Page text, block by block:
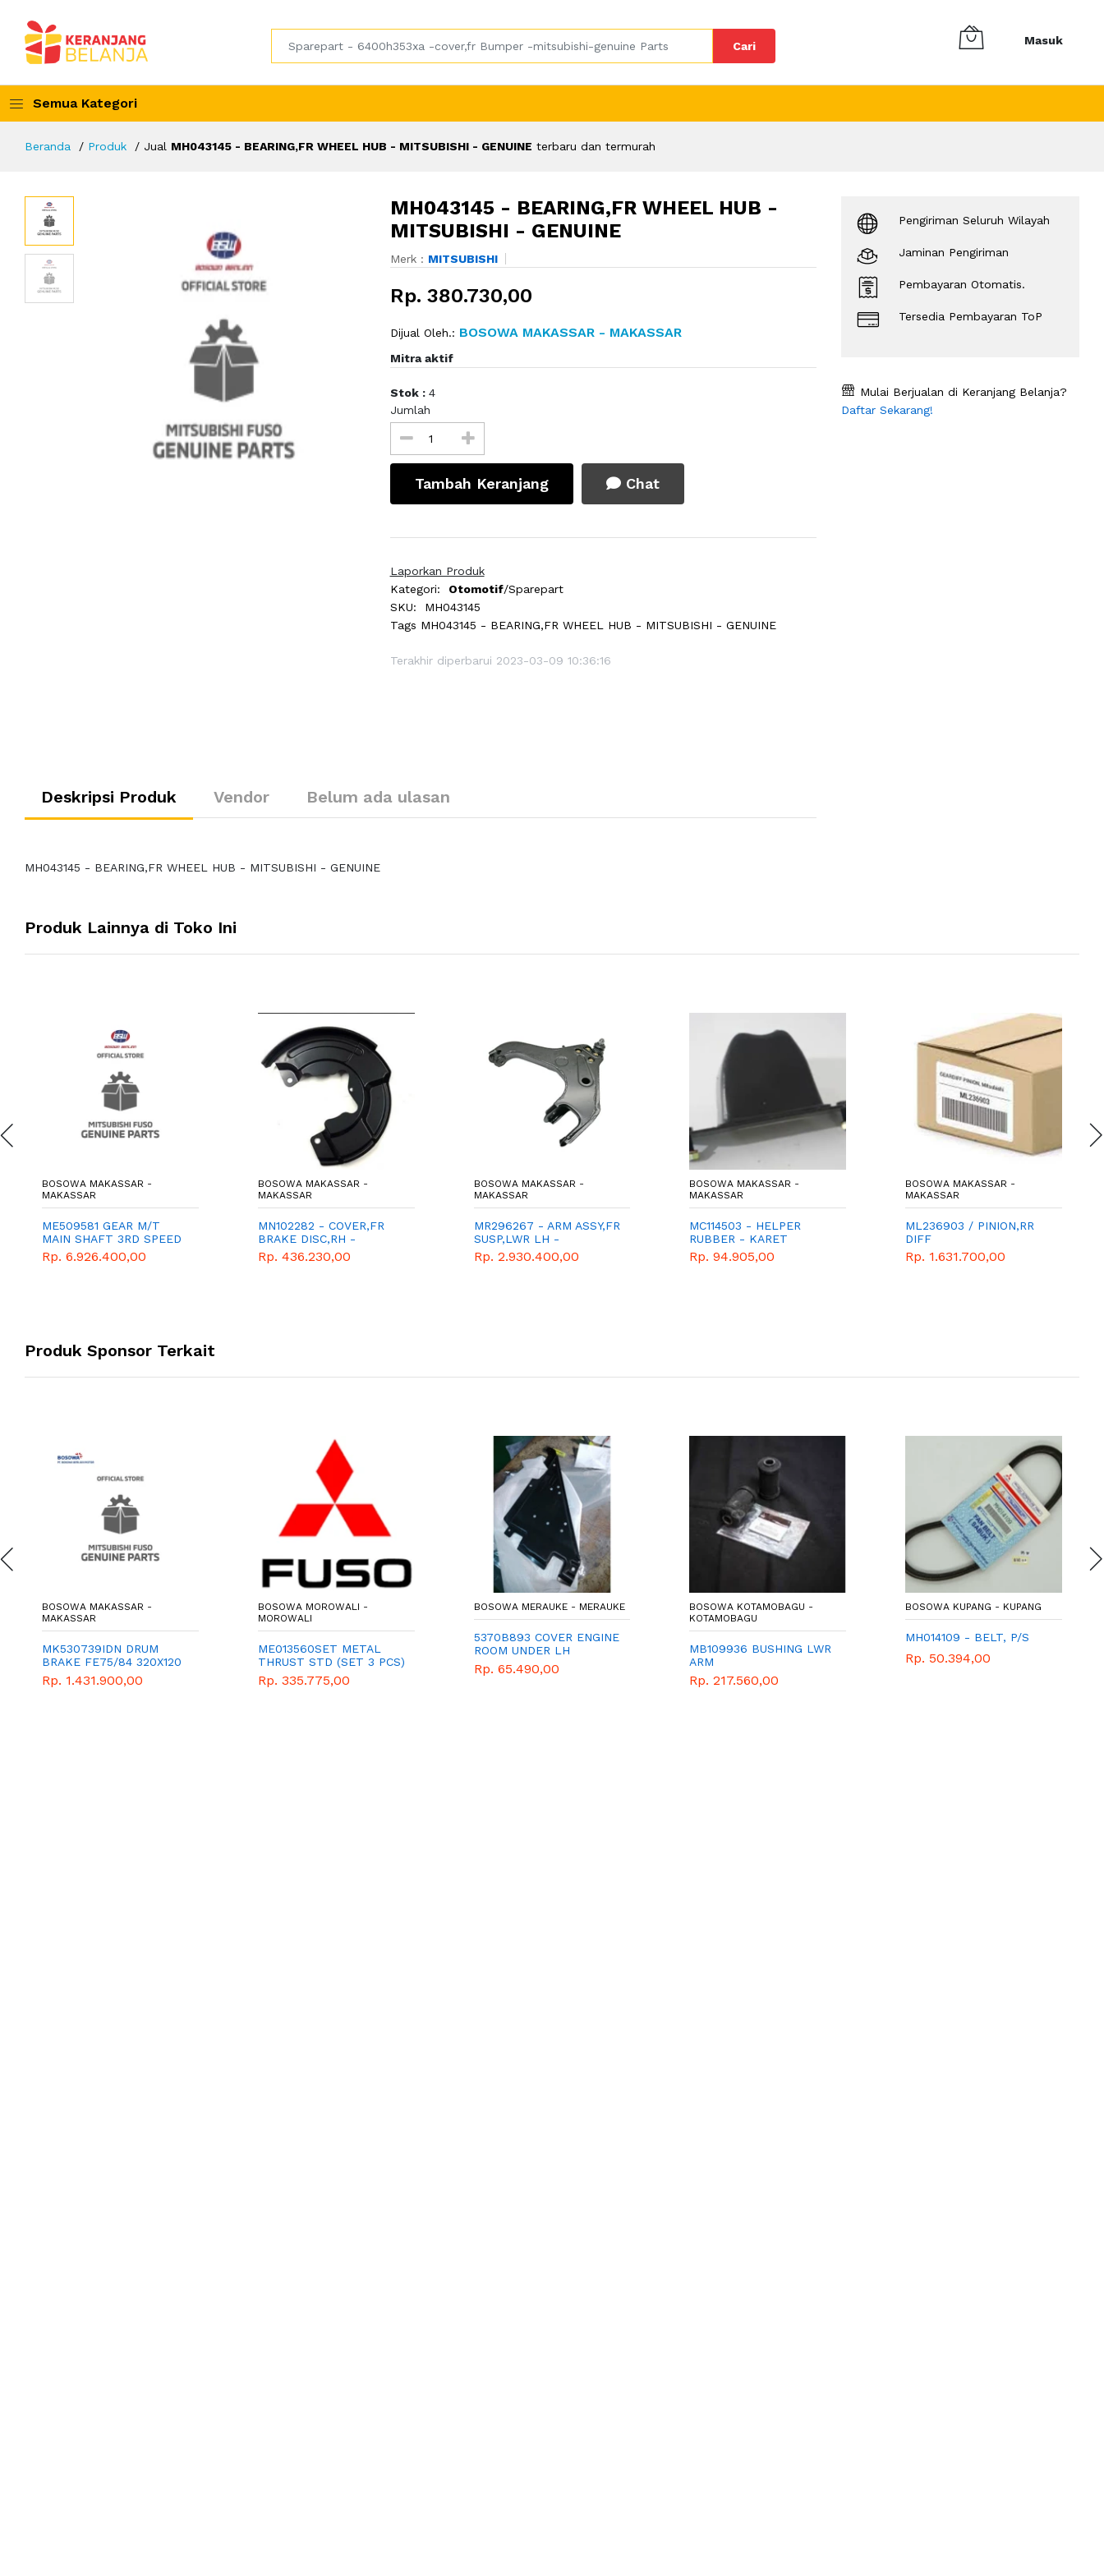
Cari Masuk
Semua Kategori
Beranda Produk Jual MH043145 - BEARING,FR WHEEL HUB - MITSUBISHI - GENUINE terbaru dan termurah
MH043145 - BEARING,FR WHEEL HUB -
MITSUBISHI - GENUINE
Merk : MITSUBISHI
Rp. 380.730,00
Dijual Oleh.: BOSOWA MAKASSAR - MAKASSAR
Mitra aktif
Stok : 4
Jumlah
Tambah Keranjang Chat
Laporkan Produk
Kategori:
Otomotif/Sparepart
SKU:
MH043145
Tags MH043145 - BEARING,FR WHEEL HUB - MITSUBISHI - GENUINE
Terakhir diperbarui 2023-03-09 10:36:16
Deskripsi Produk Vendor Belum ada ulasan
MH043145 - BEARING,FR WHEEL HUB - MITSUBISHI - GENUINE
Pengiriman Seluruh Wilayah
Jaminan Pengiriman
Pembayaran Otomatis.
Tersedia Pembayaran ToP
Mulai Berjualan di Keranjang Belanja?
Daftar Sekarang!
Produk Lainnya di Toko Ini
BOSOWA MAKASSAR -
MAKASSAR
ME509581 GEAR M/T
MAIN SHAFT 3RD SPEED
Rp. 6.926.400,00
BOSOWA MAKASSAR -
MAKASSAR
MN102282 - COVER,FR
BRAKE DISC,RH -
MITSUBISHI - GENUINE
Rp. 436.230,00
BOSOWA MAKASSAR -
MAKASSAR
MR296267 - ARM ASSY,FR
SUSP,LWR LH -
MITSUBISHI - GENUINE
Rp. 2.930.400,00
BOSOWA MAKASSAR -
MAKASSAR
MC114503 - HELPER
RUBBER - KARET
STOPPER BELAKANG -
MITSUBISHI - GENUINE -
Rp. 94.905,00
BOSOWA MAKASSAR -
MAKASSAR
ML236903 / PINION,RR
DIFF
Rp. 1.631.700,00
Produk Sponsor Terkait
BOSOWA MAKASSAR -
MAKASSAR
MK530739IDN DRUM
BRAKE FE75/84 320X120
Rp. 1.431.900,00
BOSOWA MOROWALI -
MOROWALI
ME013560SET METAL
THRUST STD (SET 3 PCS)
Rp. 335.775,00
BOSOWA MERAUKE - MERAUKE
5370B893 COVER ENGINE
ROOM UNDER LH
Rp. 65.490,00
BOSOWA KOTAMOBAGU -
KOTAMOBAGU
MB109936 BUSHING LWR
ARM
Rp. 217.560,00
BOSOWA KUPANG - KUPANG
MH014109 - BELT, P/S
Rp. 50.394,00